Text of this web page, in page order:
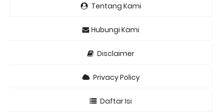
Tentang Kami
Hubungi Kami
Disclaimer
Privacy Policy
Daftar Isi